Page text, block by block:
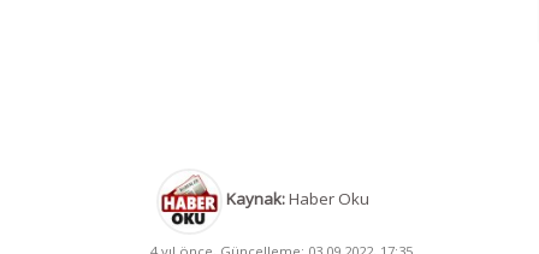
Kaynak:Haber Oku